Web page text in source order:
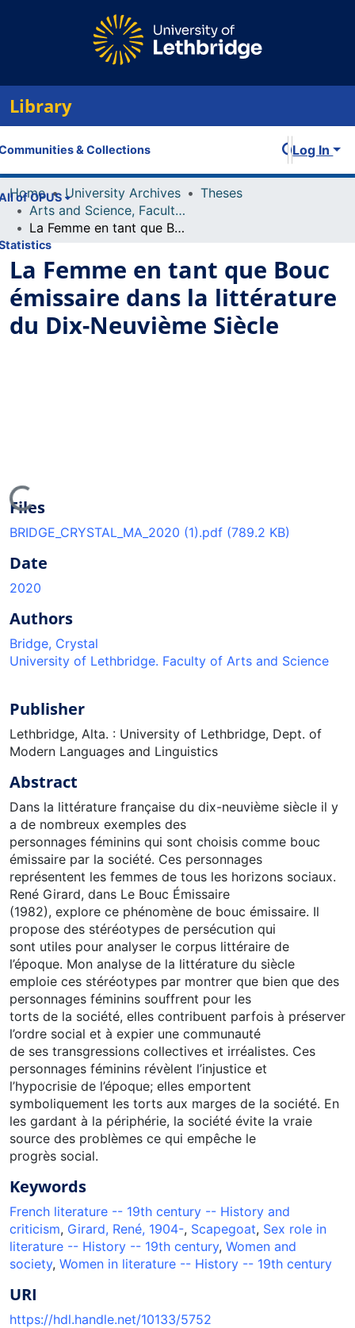
Library
& Collections
of OPUS
Log In
Home University Archives
Theses
Arts and Science, Faculty of
La Femme en tant que Bouc émissaire dans la littérature du Dix-Neuvième Siècle
La Femme en tant que Bouc
émissaire dans la littérature
du Dix-Neuvième Siècle
Files
BRIDGE_CRYSTAL_MA_2020 (1).pdf (789.2 KB)
Date
2020
Authors
Bridge, Crystal
University of Lethbridge. Faculty of Arts and Science
Publisher
Lethbridge, Alta. : University of Lethbridge, Dept. of
Modern Languages and Linguistics
Abstract
Dans la littérature française du dix-neuvième siècle il y
a de nombreux exemples des
personnages féminins qui sont choisis comme bouc
émissaire par la société. Ces personnages
représentent les femmes de tous les horizons sociaux.
René Girard, dans Le Bouc Émissaire
(1982), explore ce phénomène de bouc émissaire. Il
propose des stéréotypes de persécution qui
sont utiles pour analyser le corpus littéraire de
l’époque. Mon analyse de la littérature du siècle
emploie ces stéréotypes par montrer que bien que des
personnages féminins souffrent pour les
torts de la société, elles contribuent parfois à préserver
l’ordre social et à expier une communauté
de ses transgressions collectives et irréalistes. Ces
personnages féminins révèlent l’injustice et
l’hypocrisie de l’époque; elles emportent
symboliquement les torts aux marges de la société. En
les gardant à la périphérie, la société évite la vraie
source des problèmes ce qui empêche le
progrès social.
Keywords
French literature -- 19th century -- History and
criticism, Girard, René, 1904-, Scapegoat, Sex role in
literature -- History -- 19th century, Women and
society, Women in literature -- History -- 19th century
URI
https://hdl.handle.net/10133/5752